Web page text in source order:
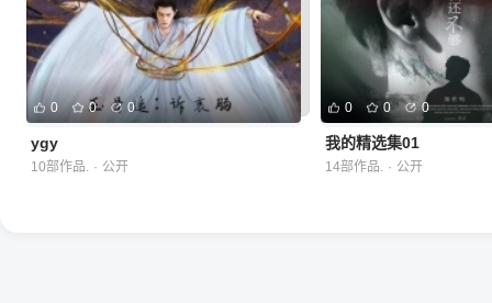
0 0 0
ygy
10部作品. · 公开
0 0 0
我的精选集01
14部作品. · 公开